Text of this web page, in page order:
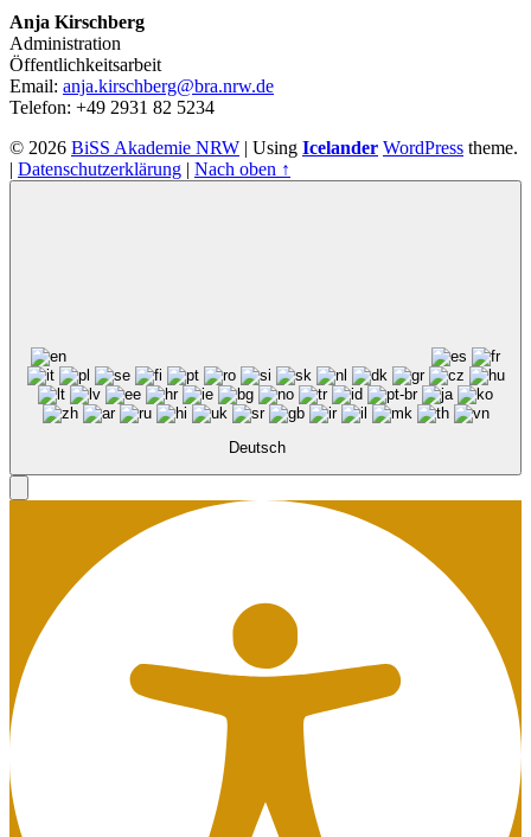
Anja Kirschberg
Administration
Öffentlichkeitsarbeit
Email: anja.kirschberg@bra.nrw.de
Telefon: +49 2931 82 5234
© 2026 BiSS Akademie NRW | Using Icelander WordPress theme.
| Datenschutzerklärung | Nach oben ↑
Deutsch